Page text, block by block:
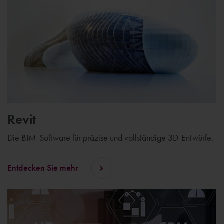
Revit
Die BIM-Software für präzise und vollständige 3D-Entwürfe.
Entdecken Sie mehr